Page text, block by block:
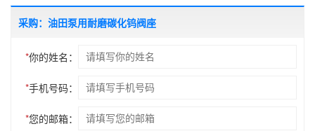
采购：油田泵用耐磨碳化钨阀座
*你的姓名：
*手机号码：
*您的邮箱：